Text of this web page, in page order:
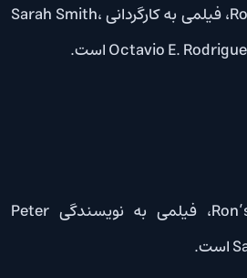
Ron’s Gone Wrong 2021، فیلمی به کارگردانی Sarah Smith،
Ron’s Gone Wrong 2021، فیلمی به نویسندگی Peter